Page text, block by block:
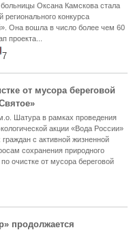
Оксана Камскова стала
регионального конкурса
Она вошла в число более чем 60
проекта...
7
от мусора береговой
Шатура в рамках проведения
акции «Вода России»
с активной жизненной
сохранения природного
очистке от мусора береговой
продолжается